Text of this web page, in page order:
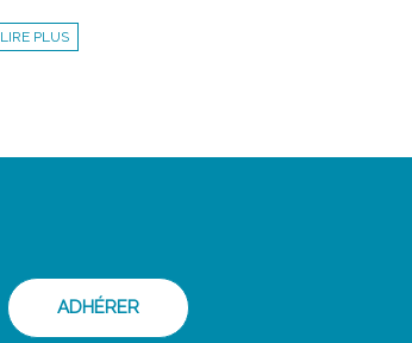
LIRE PLUS
ADHÉRER